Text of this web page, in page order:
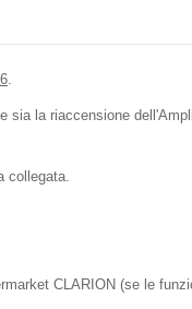
.
sia la riaccensione
collegata.
CLARION (se le